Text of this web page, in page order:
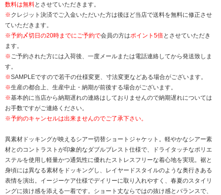
数料は無料とさせていただきます。
※クレジット決済でご入金いただいた方は後ほど当店で送料を無料に修正させ
ていただきます。
※予約〆切日の20時までにご予約で会員の方はポイント5倍とさせていただき
ます。
※ ご予約された方には入荷後、一度メールまたは電話連絡してから発送致しま
す。
※SAMPLEですので若干の仕様変更、寸法変更などある場合がございます。
※生産の都合上、生産中止・納期が前後する場合がございます。
※基本的に当店から納期遅れの連絡はしておりませんので納期遅れについては
お手数ですがご連絡ください。
※予約のキャンセルは出来ませんのでご了承下さい。
異素材ドッキングが映えるシアー切替ショートジャケット。軽やかなシアー素
材とのコントラストが印象的なダブルブレスト仕様で、ドライタッチなポリエ
ステルを使用し軽量かつ通気性に優れたストレスフリーな着心地を実現。裾と
身頃には異なる素材をドッキングし、レイヤードスタイルのような奥行きある
表情を演出。イージーケア仕様でデイリーに取り入れやすく、春夏のスタイリ
ングに抜け感を添える一着です。ショート丈ならではの抜け感とバランスで、